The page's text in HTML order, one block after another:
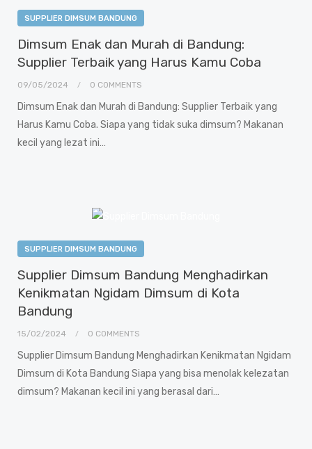
SUPPLIER DIMSUM BANDUNG
Dimsum Enak dan Murah di Bandung:
Supplier Terbaik yang Harus Kamu Coba
09/05/2024 0 COMMENTS
Dimsum Enak dan Murah di Bandung: Supplier Terbaik yang
Harus Kamu Coba. Siapa yang tidak suka dimsum? Makanan
kecil yang lezat ini…
SUPPLIER DIMSUM BANDUNG
Supplier Dimsum Bandung Menghadirkan
Kenikmatan Ngidam Dimsum di Kota
Bandung
15/02/2024 0 COMMENTS
Supplier Dimsum Bandung Menghadirkan Kenikmatan Ngidam
Dimsum di Kota Bandung Siapa yang bisa menolak kelezatan
dimsum? Makanan kecil ini yang berasal dari…